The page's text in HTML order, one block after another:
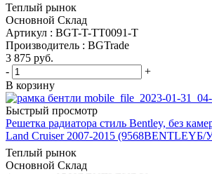
Теплый рынок
Основной Склад
Артикул : BGT-T-TT0091-T
Производитель : BGTrade
3 875 руб.
-
+
В корзину
Быстрый просмотр
Решетка радиатора стиль Bentley, без
Land Cruiser 2007-2015 (9568BENTLEYБ/
Теплый рынок
Основной Склад